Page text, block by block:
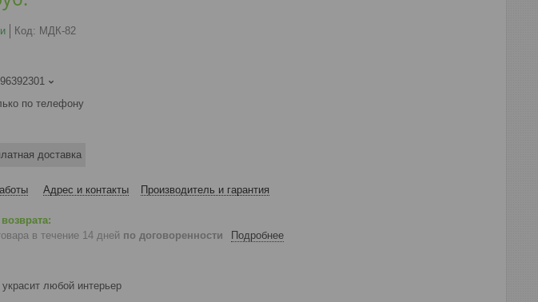
Код: МДК-82
по телефону
доставка
Адрес и контакты Производитель и гарантия
в течение 14 дней по договоренности Подробнее
любой интерьер